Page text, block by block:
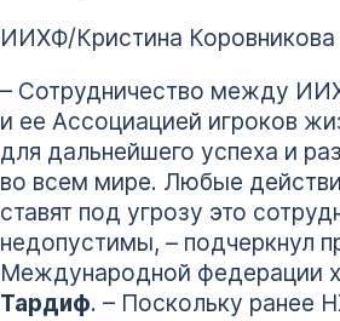
ИИХФ/Кристина Коровникова
– Сотрудничество между
и ее Ассоциацией игроков
для дальнейшего успеха и
во всем мире. Любые
ставят под угрозу это
недопустимы, – подчеркнул
Международной федерации
Тардиф. – Поскольку ранее